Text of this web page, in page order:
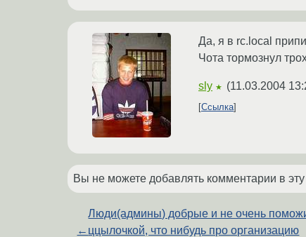
Да, я в rc.local
Чота тормознул
sly ★ (11.03.2004
Ссылка
Вы не можете добавлять комментарии в
←
Люди(админы) добрые и не очень
ццылочкой, что нибудь про организацию